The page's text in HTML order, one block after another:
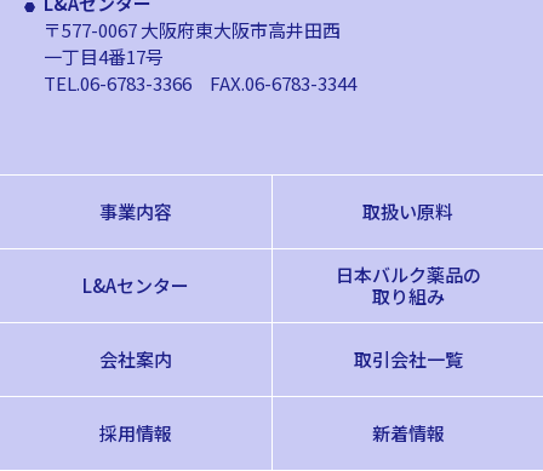
〒577-0067 大阪府東大阪市高井田西
一丁目4番17号
TEL.06-6783-3366 FAX.06-6783-3344
事業内容 取扱い原料
L&Aセンター
日本バルク薬品の
取り組み
会社案内 取引会社一覧
採用情報 新着情報